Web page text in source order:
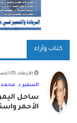
كتاب وآراء
الأربعاء, 05 أغسطس 2026
السفير د.
ساحل
الأحمر